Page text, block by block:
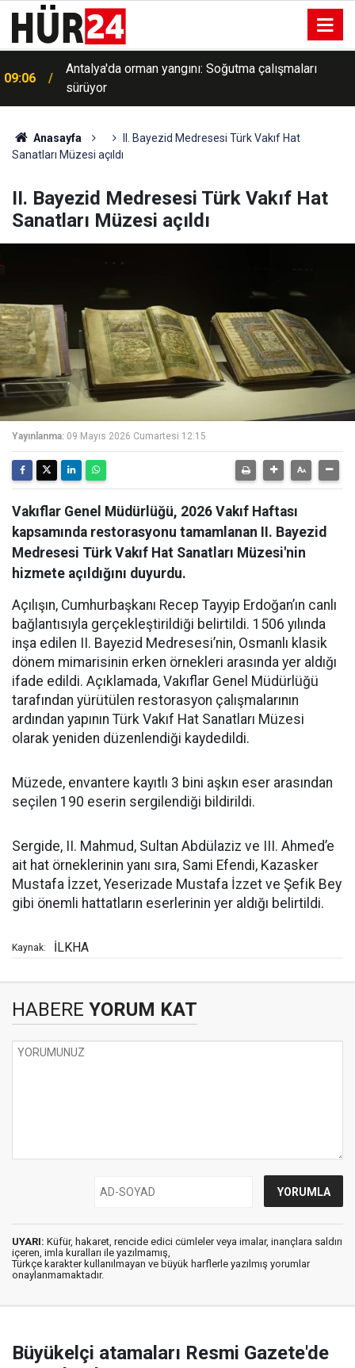
09:06
Antalya'da orman yangını: Soğutma çalışmaları
sürüyor
Anasayfa
II. Bayezid Medresesi Türk Vakıf Hat
Sanatları Müzesi açıldı
II. Bayezid Medresesi Türk Vakıf Hat
Sanatları Müzesi açıldı
Yayınlanma: 09 Mayıs 2026 Cumartesi 12:15
Vakıflar Genel Müdürlüğü, 2026 Vakıf Haftası
kapsamında restorasyonu tamamlanan II. Bayezid
Medresesi Türk Vakıf Hat Sanatları Müzesi'nin
hizmete açıldığını duyurdu.
Açılışın, Cumhurbaşkanı Recep Tayyip Erdoğan’ın canlı
bağlantısıyla gerçekleştirildiği belirtildi. 1506 yılında
inşa edilen II. Bayezid Medresesi’nin, Osmanlı klasik
dönem mimarisinin erken örnekleri arasında yer aldığı
ifade edildi. Açıklamada, Vakıflar Genel Müdürlüğü
tarafından yürütülen restorasyon çalışmalarının
ardından yapının Türk Vakıf Hat Sanatları Müzesi
olarak yeniden düzenlendiği kaydedildi.
Müzede, envantere kayıtlı 3 bini aşkın eser arasından
seçilen 190 eserin sergilendiği bildirildi.
Sergide, II. Mahmud, Sultan Abdülaziz ve III. Ahmed’e
ait hat örneklerinin yanı sıra, Sami Efendi, Kazasker
Mustafa İzzet, Yeserizade Mustafa İzzet ve Şefik Bey
gibi önemli hattatların eserlerinin yer aldığı belirtildi.
Kaynak: İLKHA
HABERE YORUM KAT
UYARI: Küfür, hakaret, rencide edici cümleler veya imalar, inançlara saldırı
içeren, imla kuralları ile yazılmamış,
Türkçe karakter kullanılmayan ve büyük harflerle yazılmış yorumlar
onaylanmamaktadır.
Büyükelçi atamaları Resmi Gazete'de